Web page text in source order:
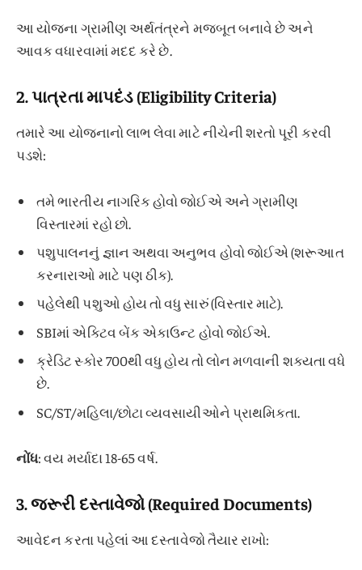
આ યોજના ગ્રામીણ અર્થતંત્રને મજબૂત બનાવે છે અને
આવક વધારવામાં મદદ કરે છે.
2.પાત્રતા માપદંડ (Eligibility Criteria)
તમારે આ યોજનાનો લાભ લેવા માટે નીચેની શરતો પૂરી કરવી
પડશે:
તમે ભારતીય નાગરિક હોવો જોઈએ અને ગ્રામીણ
વિસ્તારમાં રહો છો.
પશુપાલનનું જ્ઞાન અથવા અનુભવ હોવો જોઈએ (શરૂઆત
કરનારાઓ માટે પણ ઠીક).
પહેલેથી પશુઓ હોય તો વધુ સારું (વિસ્તાર માટે).
SBIમાં એક્ટિવ બેંક એકાઉન્ટ હોવો જોઈએ.
ક્રેડિટ સ્કોર 700થી વધુ હોય તો લોન મળવાની શક્યતા વધે
છે.
SC/ST/મહિલા/છોટા વ્યવસાયીઓને પ્રાથમિકતા.
નોંધ: વય મર્યાદા 18-65 વર્ષ.
3.જરૂરી દસ્તાવેજો (Required Documents)
આવેદન કરતા પહેલાં આ દસ્તાવેજો તૈયાર રાખો: